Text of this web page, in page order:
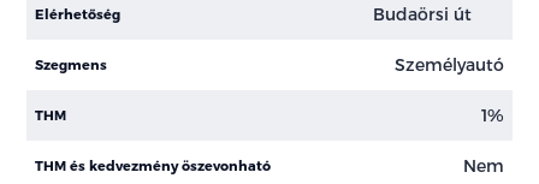
Elérhetőség Budaörsi út
Szegmens Személyautó
THM 1%
THM és kedvezmény öszevonható Nem